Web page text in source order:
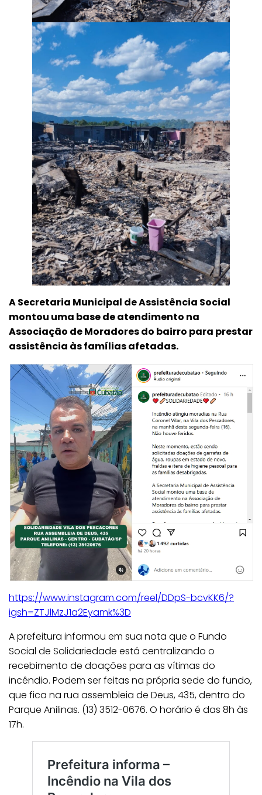
A Secretaria Municipal de Assistência Social
montou uma base de atendimento na
Associação de Moradores do bairro para prestar
assistência às famílias afetadas.
https://www.instagram.com/reel/DDpS-bcvKK6/?
igsh=ZTJlMzJ1a2Eyamk%3D
A prefeitura informou em sua nota que o Fundo
Social de Solidariedade está centralizando o
recebimento de doações para as vítimas do
incêndio. Podem ser feitas na própria sede do fundo,
que fica na rua assembleia de Deus, 435, dentro do
Parque Anilinas. (13) 3512-0676. O horário é das 8h às
17h.